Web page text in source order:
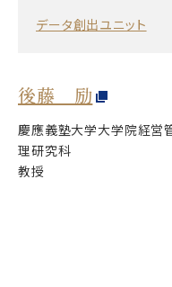
データ創出ユニット
後藤 励
慶應義塾大学大学院経営
理研究科
教授